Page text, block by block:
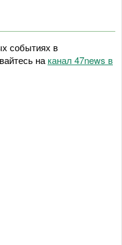
событиях в
на канал 47news в